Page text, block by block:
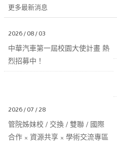
更多最新消息
2026 / 08 / 03
中華汽車第一屆校園大使計畫 熱
烈招募中！
2026 / 07 / 28
管院姊妹校 / 交換 / 雙聯 / 國際
合作 × 資源共享 × 學術交流專區